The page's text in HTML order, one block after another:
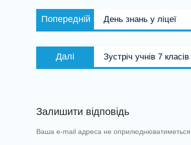
Навігація
записів
Попередній
запис:
День знань у ліцеї
Далі
запис:
Зустріч учнів 7
Залишити відповідь
Ваша e-mail адреса не оприлюднюватиметься.